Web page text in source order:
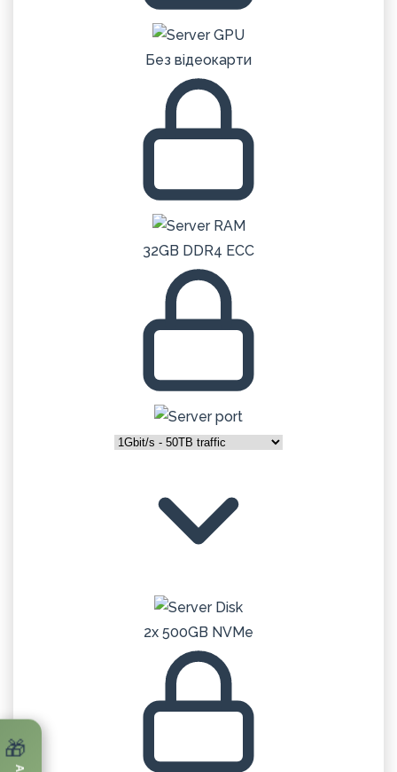
Без відеокарти
32GB DDR4 ECC
2x 500GB NVMe
🎁